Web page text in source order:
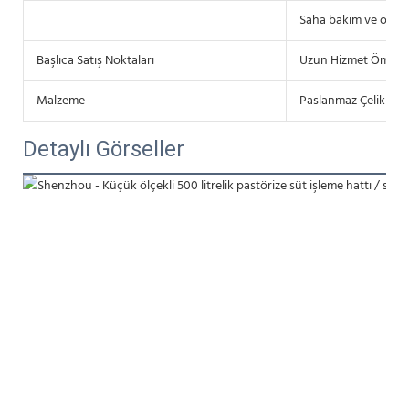
Saha bakım ve
Başlıca Satış Noktaları
Uzun Hizmet Ömrü
Malzeme
Paslanmaz Çelik
Detaylı Görseller